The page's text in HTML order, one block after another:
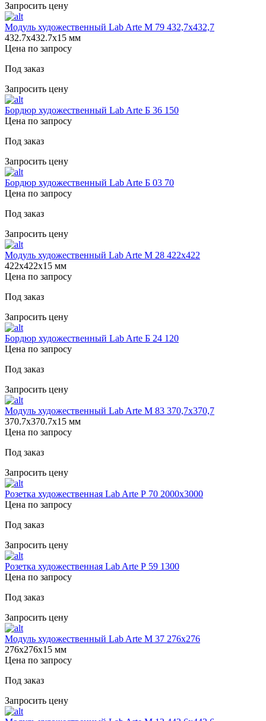
Запросить цену
Модуль художественный Lab Arte М 79 432,7х432,7
432.7х432.7х15 мм
Цена по запросу
Под заказ
Запросить цену
Бордюр художественный Lab Arte Б 36 150
Цена по запросу
Под заказ
Запросить цену
Бордюр художественный Lab Arte Б 03 70
Цена по запросу
Под заказ
Запросить цену
Модуль художественный Lab Arte М 28 422х422
422х422х15 мм
Цена по запросу
Под заказ
Запросить цену
Бордюр художественный Lab Arte Б 24 120
Цена по запросу
Под заказ
Запросить цену
Модуль художественный Lab Arte М 83 370,7х370,7
370.7х370.7х15 мм
Цена по запросу
Под заказ
Запросить цену
Розетка художественная Lab Arte Р 70 2000х3000
Цена по запросу
Под заказ
Запросить цену
Розетка художественная Lab Arte Р 59 1300
Цена по запросу
Под заказ
Запросить цену
Модуль художественный Lab Arte М 37 276х276
276х276х15 мм
Цена по запросу
Под заказ
Запросить цену